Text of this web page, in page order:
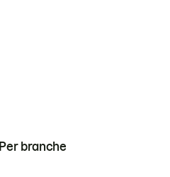
Per branche